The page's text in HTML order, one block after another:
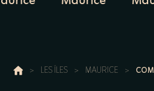
> LES ÎLES > MAURICE >